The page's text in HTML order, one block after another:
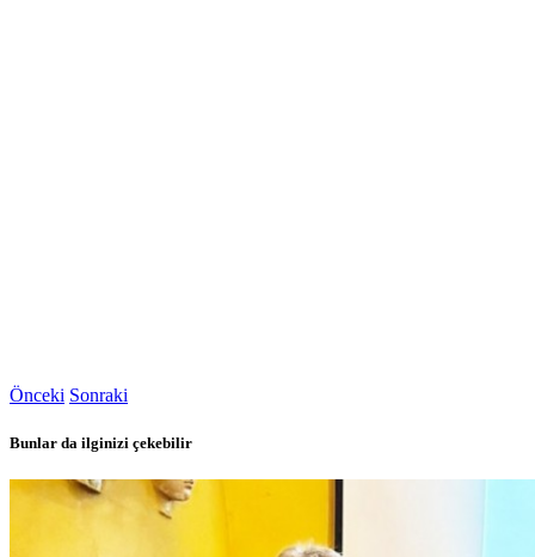
Önceki Sonraki
Bunlar da ilginizi çekebilir